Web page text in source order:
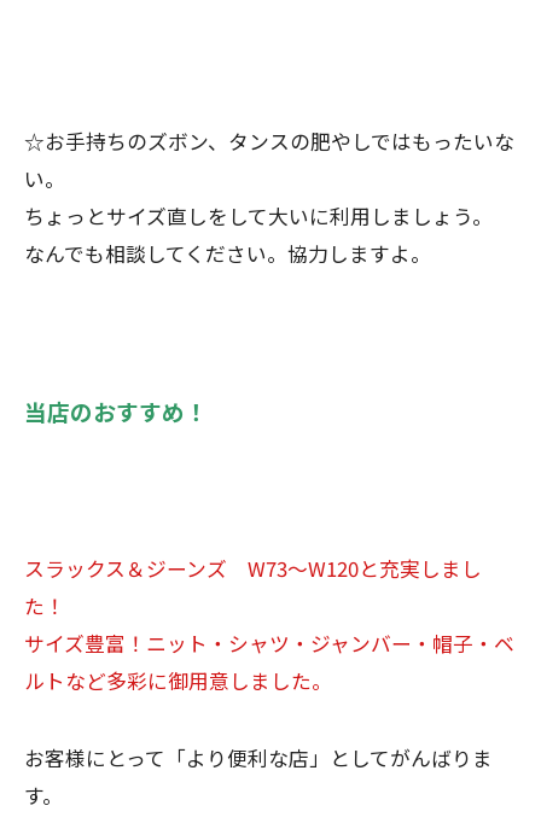
☆お手持ちのズボン、タンスの肥やしではもったいな
い。
ちょっとサイズ直しをして大いに利用しましょう。
なんでも相談してください。協力しますよ。
当店のおすすめ！
スラックス＆ジーンズ W73～W120と充実しまし
た！
サイズ豊富！ニット・シャツ・ジャンバー・帽子・ベ
ルトなど多彩に御用意しました。
お客様にとって「より便利な店」としてがんばりま
す。